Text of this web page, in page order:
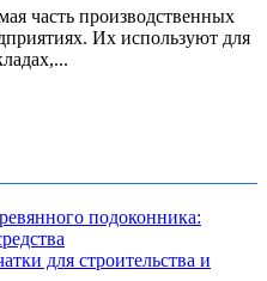
часть производственных
Их используют для
подоконника:
для строительства и